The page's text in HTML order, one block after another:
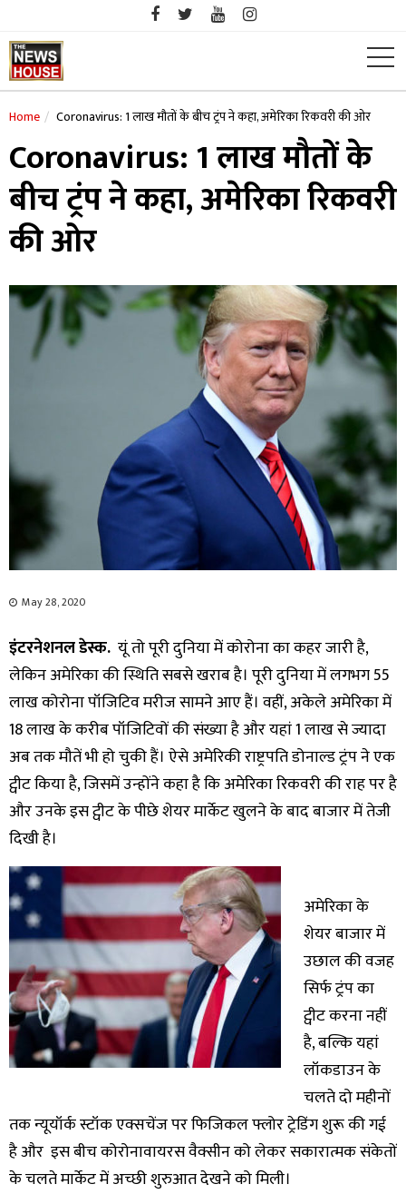
content
Home Coronavirus: 1 लाख मौतों के बीच ट्रंप ने कहा, अमेरिका रिकवरी की ओर
Coronavirus: 1 लाख मौतों के
बीच ट्रंप ने कहा, अमेरिका रिकवरी
की ओर
May 28, 2020
इंटरनेशनल डेस्क. यूं तो पूरी दुनिया में कोरोना का कहर जारी है,
लेकिन अमेरिका की स्थिति सबसे खराब है। पूरी दुनिया में लगभग 55
लाख कोरोना पॉजिटिव मरीज सामने आए हैं। वहीं, अकेले अमेरिका में
18 लाख के करीब पॉजिटिवों की संख्या है और यहां 1 लाख से ज्यादा
अब तक मौतें भी हो चुकी हैं। ऐसे अमेरिकी राष्ट्रपति डोनाल्ड ट्रंप ने एक
ट्वीट किया है, जिसमें उन्होंने कहा है कि अमेरिका रिकवरी की राह पर है
और उनके इस ट्वीट के पीछे शेयर मार्केट खुलने के बाद बाजार में तेजी
दिखी है।
अमेरिका के
शेयर बाजार में
उछाल की वजह
सिर्फ ट्रंप का
ट्वीट करना नहीं
है, बल्कि यहां
लॉकडाउन के
चलते दो महीनों
तक न्यूयॉर्क स्टॉक एक्सचेंज पर फिजिकल फ्लोर ट्रेडिंग शुरू की गई
है और इस बीच कोरोनावायरस वैक्सीन को लेकर सकारात्मक संकेतों
के चलते मार्केट में अच्छी शुरुआत देखने को मिली।